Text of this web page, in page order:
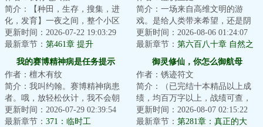
简介：【种田，生存，搜集，进
化，发育】一夜之间，整个小区
穿越到了生物异常的原始荒野世
界，生存，成为...
更新时间：2026-07-22 19:03:29
最新章节： 第461章 提升
简介：一场来自高维文明的游
戏。是给人类带来希望，还是阴
谋？面对即将熄灭的文明。是帮
助点燃火种，还是...
更新时间：2026-08-06 01:24:07
最新章节： 第六百八十章 自然之
城（为白银盟主冰衫沐雪加更）
（四合一）
我的赛博精神病是任务提示
作者：檀木有纹
简介：我叫约翰。赛博精神病患
者。哦，放轻松伙计，我不会朝
你开枪……大概。我能看见很多
奇怪的提示，它...
更新时间：2026-07-29 02:39:54
最新章节： 371：临时工
御灵修仙，你怎么御航母
作者：锈迹符文
简介：（已完结十本精品以上成
绩，均百万字以上，战绩可查，
质量保证）好消息：穿越到了修
仙世界坏消息：...
更新时间：2026-08-07 02:15:22
最新章节： 第281章：真正的大